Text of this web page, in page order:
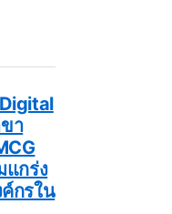
า
แกร่ง
กรใน